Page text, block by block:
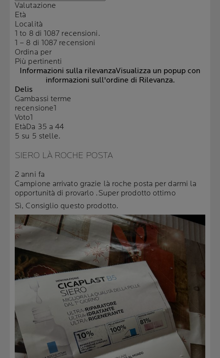
Valutazione
Età
Località
1 to 8 di 1087 recensioni.
1 – 8 di 1087 recensioni
Ordina per
Più pertinenti
Informazioni sulla rilevanzaVisualizza un popup con
informazioni sull'ordine di Rilevanza.
Delis
Gambassi terme
recensione1
Voto1
EtàDa 35 a 44
5 su 5 stelle.
SIERO LÀ ROCHE POSTA
2 anni fa
Campione arrivato grazie là roche posta per darmi la
opportunità di provarlo .Super prodotto ottimo
Sì, Consiglio questo prodotto.